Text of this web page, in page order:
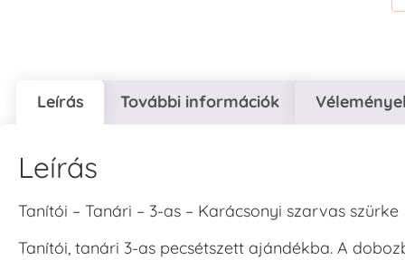
Leírás További információk
Leírás
Tanítói – Tanári – 3-as – Karácsonyi szarvas szürke
Tanítói, tanári 3-as pecsétszett ajándékba. A